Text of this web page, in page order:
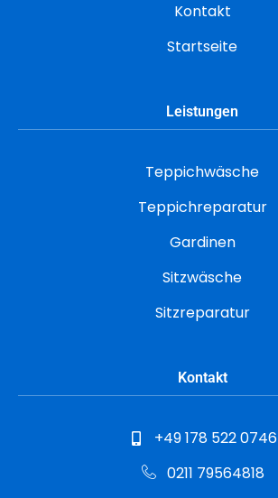
Kontakt
Startseite
Leistungen
Teppichwäsche
Teppichreparatur
Gardinen
Sitzwäsche
Sitzreparatur
Kontakt
+49 178 522 0746
0211 79564818